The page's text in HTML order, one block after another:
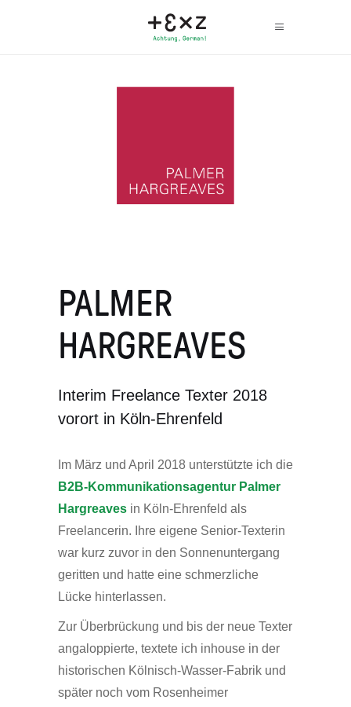
PALMER
HARGREAVES
Interim Freelance Texter 2018
vorort in Köln-Ehrenfeld
Im März und April 2018 unterstützte ich die
B2B-Kommunikationsagentur Palmer
Hargreaves in Köln-Ehrenfeld als
Freelancerin. Ihre eigene Senior-Texterin
war kurz zuvor in den Sonnenuntergang
geritten und hatte eine schmerzliche
Lücke hinterlassen.
Zur Überbrückung und bis der neue Texter
angaloppierte, textete ich inhouse in der
historischen Kölnisch-Wasser-Fabrik und
später noch vom Rosenheimer